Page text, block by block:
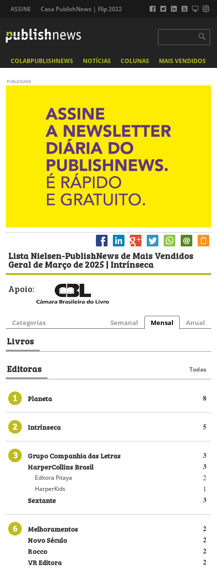
ASSINE Casa PublishNews | Flip 2022
COLABPUBLISHNEWS NOTÍCIAS COLUNAS MAIS VENDIDOS
PUBLICIDADE
Lista Nielsen-PublishNews de Mais Vendidos
Geral de Março de 2025 | Intrínseca
Apoio:
Categorias Semanal Mensal Anual
Livros
Editoras Todas
1 8
Planeta
2 5
Intrínseca
3 3
Grupo Companhia das Letras
3
HarperCollins Brasil
2
Editora Pitaya
1
HarperKids
3
Sextante
6 2
Melhoramentos
2
Novo Século
2
Rocco
2
VR Editora